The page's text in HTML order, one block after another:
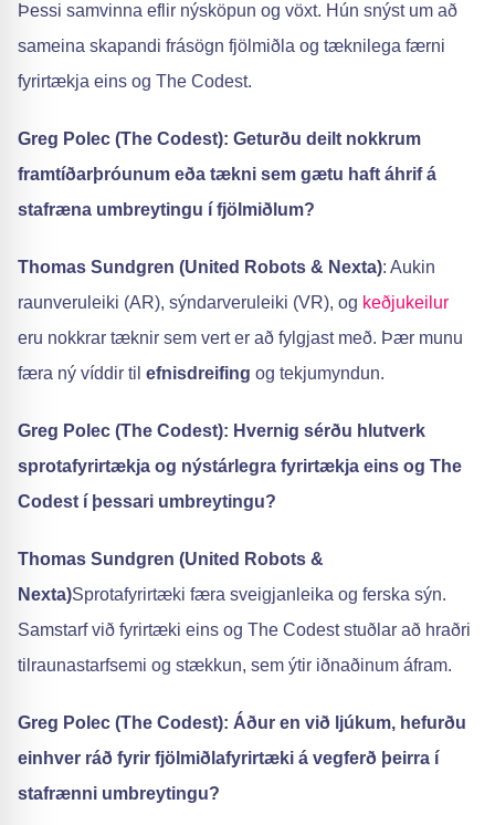
Þessi samvinna eflir nýsköpun og vöxt. Hún snýst um að
sameina skapandi frásögn fjölmiðla og tæknilega færni
fyrirtækja eins og The Codest.
Greg Polec (The Codest): Geturðu deilt nokkrum
framtíðarþróunum eða tækni sem gætu haft áhrif á
stafræna umbreytingu í fjölmiðlum?
Thomas Sundgren (United Robots & Nexta): Aukin
raunveruleiki (AR), sýndarveruleiki (VR), og keðjukeilur
eru nokkrar tæknir sem vert er að fylgjast með. Þær munu
færa ný víddir til efnisdreifing og tekjumyndun.
Greg Polec (The Codest): Hvernig sérðu hlutverk
sprotafyrirtækja og nýstárlegra fyrirtækja eins og The
Codest í þessari umbreytingu?
Thomas Sundgren (United Robots &
Nexta)Sprotafyrirtæki færa sveigjanleika og ferska sýn.
Samstarf við fyrirtæki eins og The Codest stuðlar að hraðri
tilraunastarfsemi og stækkun, sem ýtir iðnaðinum áfram.
Greg Polec (The Codest): Áður en við ljúkum, hefurðu
einhver ráð fyrir fjölmiðlafyrirtæki á vegferð þeirra í
stafrænni umbreytingu?